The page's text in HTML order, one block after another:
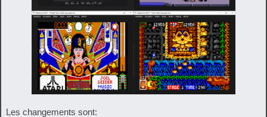
Les changements sont: